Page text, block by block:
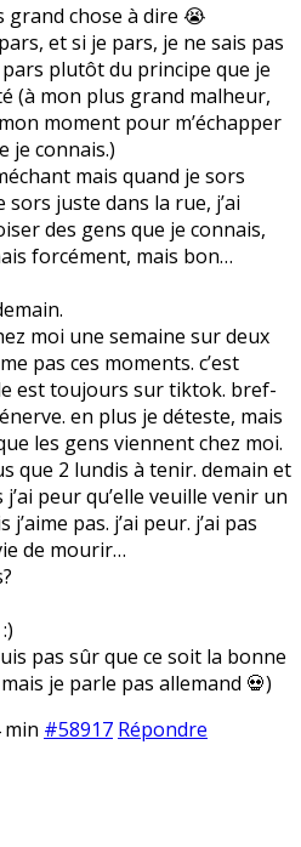
grand chose à dire 😭
et si je pars, je ne sais pas
plutôt du principe que je
(à mon plus grand malheur,
mon moment pour m’échapper
je connais.)
mais quand je sors
juste dans la rue, j’ai
des gens que je connais,
forcément, mais bon…
moi une semaine sur deux
pas ces moments. c’est
est toujours sur tiktok. bref-
en plus je déteste, mais
les gens viennent chez moi.
que 2 lundis à tenir. demain et
j’ai peur qu’elle veuille venir un
pas. j’ai peur. j’ai pas
de mourir…
pas sûr que ce soit la bonne
je parle pas allemand 💀)
min #58917 Répondre